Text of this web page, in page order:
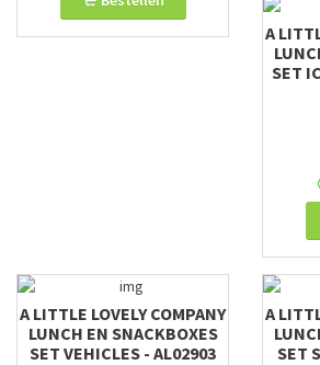
A
SET
A LITTLE LOVELY COMPANY
LUNCH EN SNACKBOXES
SET VEHICLES - AL02903
A
SET